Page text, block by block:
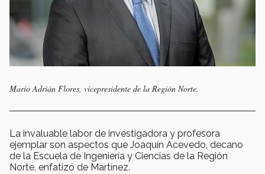
Mario Adrián Flores, vicepresidente de la Región Norte.
La invaluable labor de investigadora y profesora
ejemplar son aspectos que Joaquín Acevedo, decano
de la Escuela de Ingeniería y Ciencias de la Región
Norte, enfatizó de Martínez.